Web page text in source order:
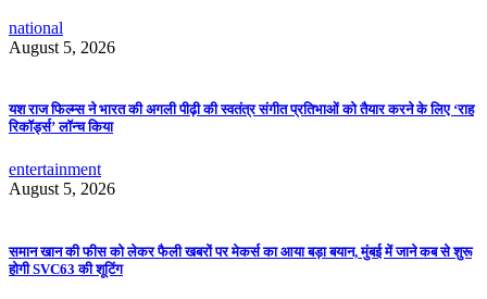
national
August 5, 2026
यश राज फिल्म्स ने भारत की अगली पीढ़ी की स्वतंत्र संगीत प्रतिभाओं को तैयार करने के लिए ‘राह
रिकॉर्ड्स’ लॉन्च किया
entertainment
August 5, 2026
समान खान की फीस को लेकर फैली खबरों पर मेकर्स का आया बड़ा बयान, मुंबई में जाने कब से शुरू
होगी SVC63 की शूटिंग